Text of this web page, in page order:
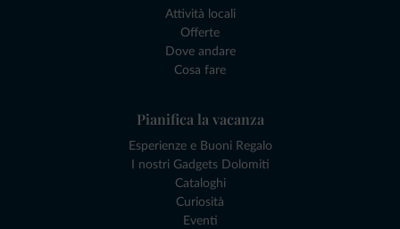
Attività locali
Offerte
Dove andare
Cosa fare
Pianifica la vacanza
Esperienze e Buoni Regalo
I nostri Gadgets Dolomiti
Cataloghi
Curiosità
Eventi